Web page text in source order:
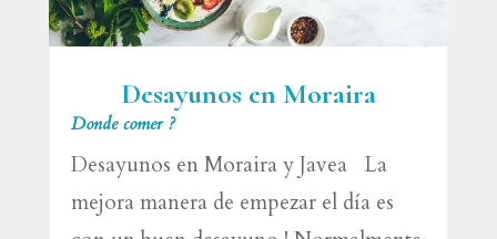
Desayunos en Moraira
Donde comer ?
Desayunos en Moraira y Javea La
mejora manera de empezar el día es